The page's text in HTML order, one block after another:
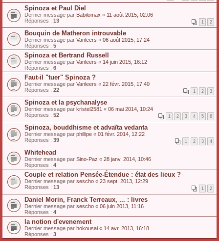
Spinoza et Paul Diel
Dernier message par Babilomax « 11 août 2015, 02:06
Réponses : 13 1 2
Bouquin de Matheron introuvable
Dernier message par Vanleers « 06 août 2015, 17:24
Réponses : 5
Spinoza et Bertrand Russell
Dernier message par Vanleers « 14 juin 2015, 16:12
Réponses : 6
Faut-il "tuer" Spinoza ?
Dernier message par Vanleers « 22 févr. 2015, 17:40
Réponses : 22 1 2 3
Spinoza et la psychanalyse
Dernier message par kristel2581 « 06 mai 2014, 10:24
Réponses : 52 1 2 3 4 5 6
Spinoza, bouddhisme et advaïta vedanta
Dernier message par phillipe « 01 févr. 2014, 12:22
Réponses : 39 1 2 3 4
Whitehead
Dernier message par Sino-Paz « 28 janv. 2014, 10:46
Réponses : 4
Couple et relation Pensée-Étendue : état des lieux ?
Dernier message par sescho « 23 sept. 2013, 12:29
Réponses : 13 1 2
Daniel Morin, Franck Terreaux, ... : livres
Dernier message par sescho « 06 juin 2013, 11:16
Réponses : 4
la notion d'evenement
Dernier message par hokousai « 14 avr. 2013, 16:18
Réponses : 3